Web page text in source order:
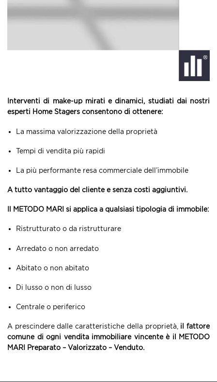
Interventi di make-up mirati e dinamici, studiati dai nostri
esperti Home Stagers consentono di ottenere:
La massima valorizzazione della proprietà
Tempi di vendita più rapidi
La più performante resa commerciale dell’immobile
A tutto vantaggio del cliente e senza costi aggiuntivi.
Il METODO MARI si applica a qualsiasi tipologia di immobile:
Ristrutturato o da ristrutturare
Arredato o non arredato
Abitato o non abitato
Di lusso o non di lusso
Centrale o periferico
A prescindere dalle caratteristiche della proprietà, il fattore
comune di ogni vendita immobiliare vincente è il METODO
MARI Preparato – Valorizzato – Venduto.